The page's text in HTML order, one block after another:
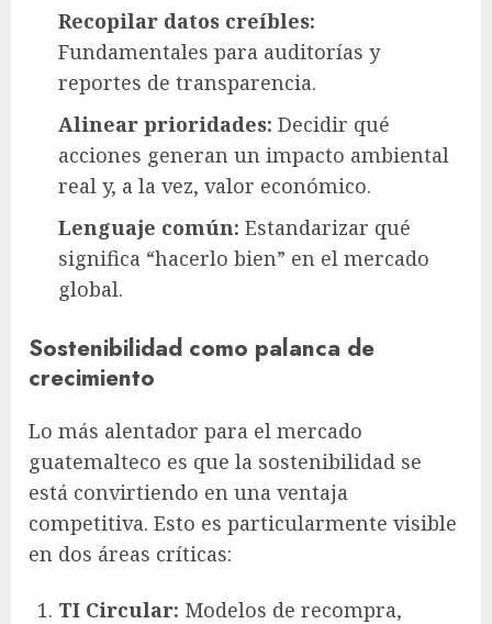
Recopilar datos creíbles:
Fundamentales para auditorías y
reportes de transparencia.
Alinear prioridades: Decidir qué
acciones generan un impacto ambiental
real y, a la vez, valor económico.
Lenguaje común: Estandarizar qué
significa “hacerlo bien” en el mercado
global.
Sostenibilidad como palanca de
crecimiento
Lo más alentador para el mercado
guatemalteco es que la sostenibilidad se
está convirtiendo en una ventaja
competitiva. Esto es particularmente visible
en dos áreas críticas:
TI Circular: Modelos de recompra,